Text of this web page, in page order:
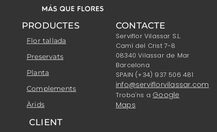
PRODUCTES
Flor tallada
Preservats
Planta
Complements
Àrids
CONTACTE
Serviflor Vilassar S.L.
Camí del Crist 7-8
08340 Vilassar de Mar
Barcelona
SPAIN (+34) 937 506 481
info@serviflorvilassar.com
Troba'ns a Google
Maps
CLIENT